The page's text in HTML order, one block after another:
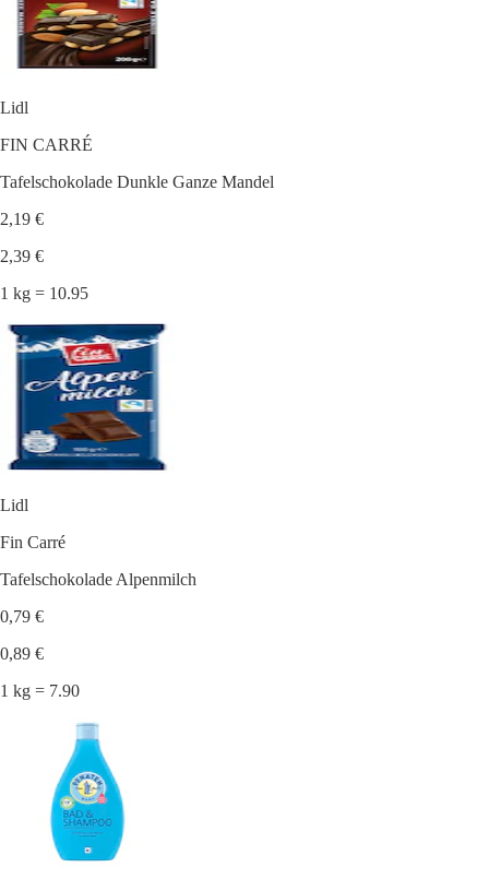
Lidl
FIN CARRÉ
Tafelschokolade Dunkle Ganze Mandel
2,19 €
2,39 €
1 kg = 10.95
Lidl
Fin Carré
Tafelschokolade Alpenmilch
0,79 €
0,89 €
1 kg = 7.90